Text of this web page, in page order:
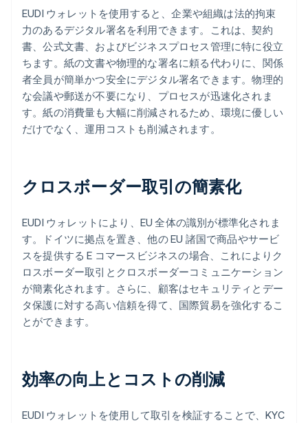
EUDI ウォレットを使用すると、企業や組織は法的拘束
力のあるデジタル署名を利用できます。これは、契約
書、公式文書、およびビジネスプロセス管理に特に役立
ちます。紙の文書や物理的な署名に頼る代わりに、関係
者全員が簡単かつ安全にデジタル署名できます。物理的
な会議や郵送が不要になり、プロセスが迅速化されま
す。紙の消費量も大幅に削減されるため、環境に優しい
だけでなく、運用コストも削減されます。
クロスボーダー取引の簡素化
EUDI ウォレットにより、EU 全体の識別が標準化されま
す。ドイツに拠点を置き、他の EU 諸国で商品やサービ
スを提供する E コマースビジネスの場合、これによりク
ロスボーダー取引とクロスボーダーコミュニケーション
が簡素化されます。さらに、顧客はセキュリティとデー
タ保護に対する高い信頼を得て、国際貿易を強化するこ
とができます。
効率の向上とコストの削減
EUDI ウォレットを使用して取引を検証することで、KYC